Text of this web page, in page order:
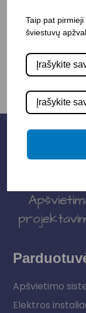
+
Apšvietimo
Elektros
Taip pat
šviestuvų